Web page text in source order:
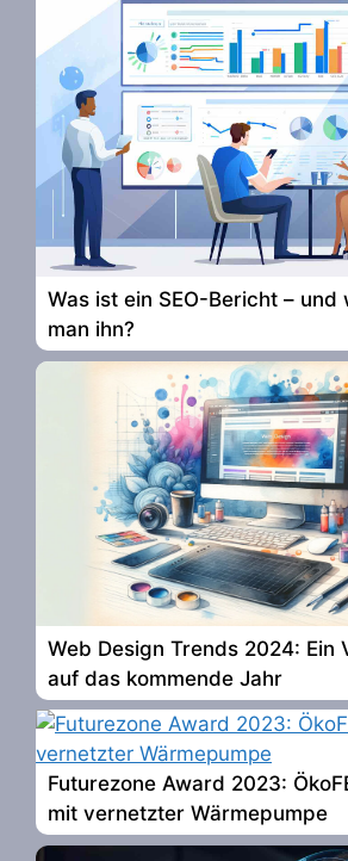
Was ist ein SEO-Bericht – und
man ihn?
Web Design Trends 2024: Ein
auf das kommende Jahr
Futurezone Award 2023:
mit vernetzter Wärmepumpe